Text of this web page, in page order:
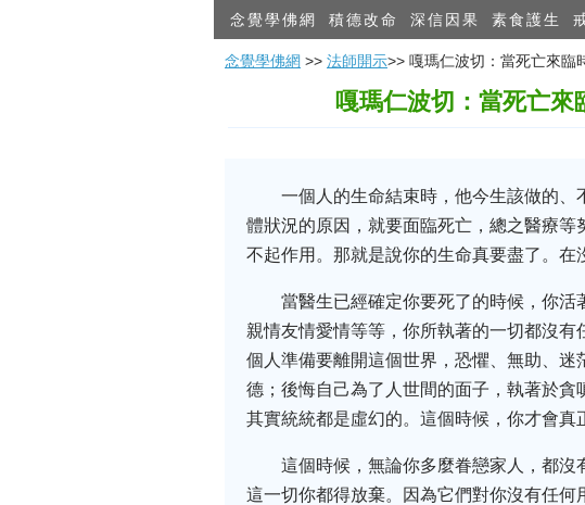
念覺學佛網 積德改命 深信因果 素食護生
念覺學佛網 >> 法師開示>> 嘎瑪仁波切：當死亡來臨
嘎瑪仁波切：當死亡來
一個人的生命結束時，他今生該做的
體狀況的原因，就要面臨死亡，總之醫療
不起作用。那就是說你的生命真要盡了。在
當醫生已經確定你要死了的時候，你
親情友情愛情等等，你所執著的一切都沒
個人準備要離開這個世界，恐懼、無助、
德；後悔自己為了人世間的面子，執著於貪
其實統統都是虛幻的。這個時候，你才會真
這個時候，無論你多麼眷戀家人，都
這一切你都得放棄。因為它們對你沒有任何